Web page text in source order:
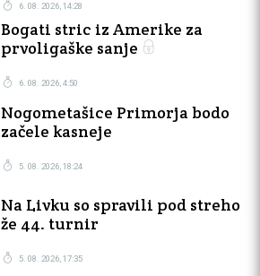
6. 08. 2026, 14:28
Bogati stric iz Amerike za
prvoligaške sanje
6. 08. 2026, 4:50
Nogometašice Primorja bodo
začele kasneje
5. 08. 2026, 18:24
Na Livku so spravili pod streho
že 44. turnir
5. 08. 2026, 17:35